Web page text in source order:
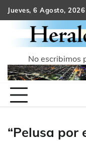
Skip
to
content
Jueves, 6 Agosto, 2026
No escribimos
“Pelusa por